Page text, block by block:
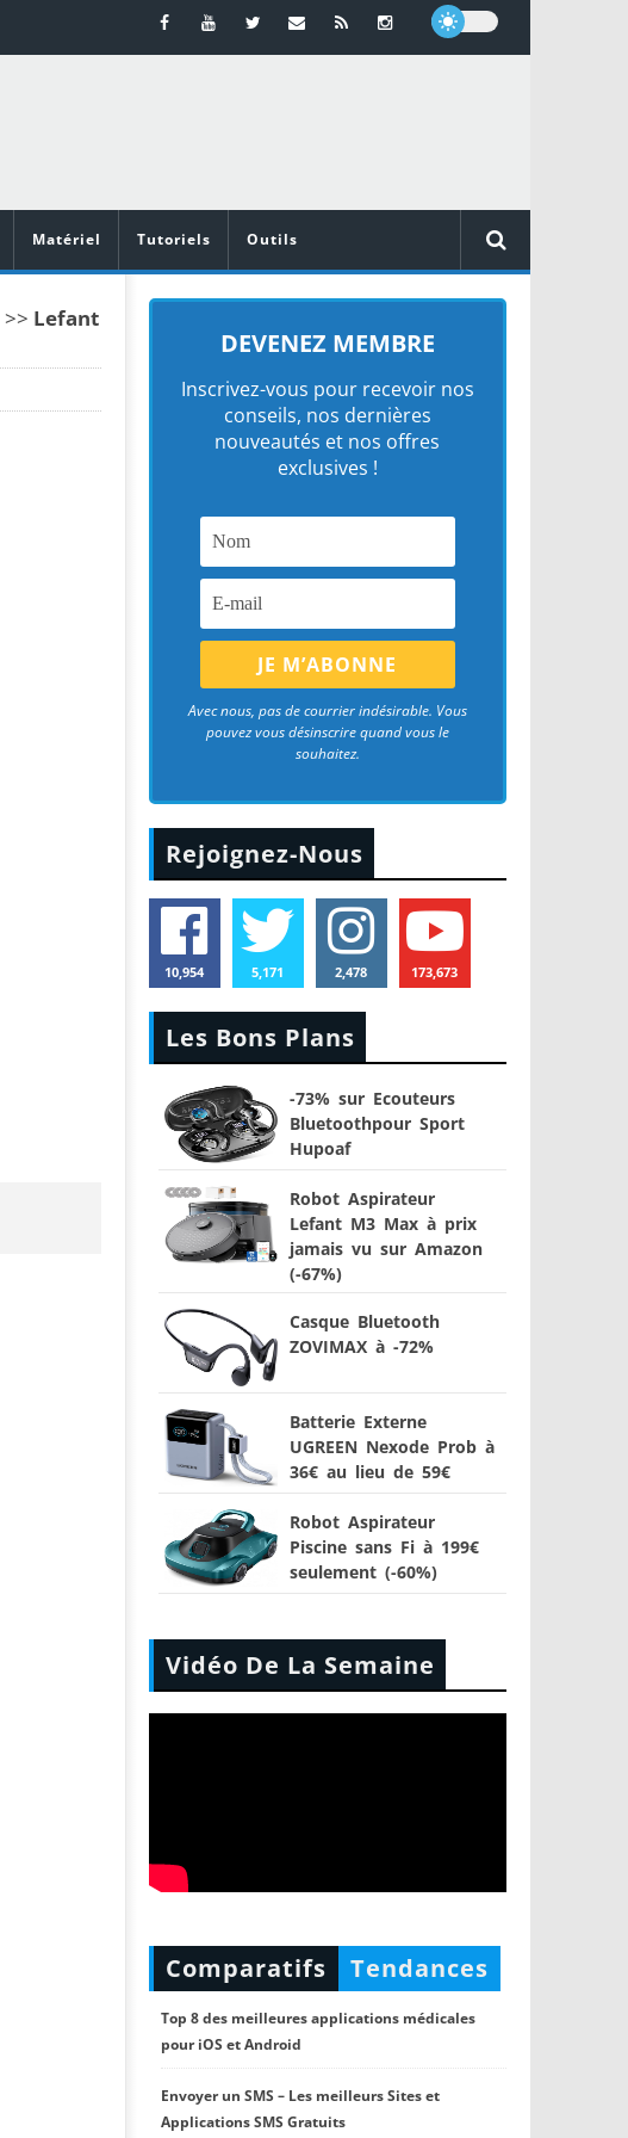
Matériel Tutoriels Outils
>> Lefant
DEVENEZ MEMBRE
Inscrivez-vous pour recevoir nos
conseils, nos dernières
nouveautés et nos offres
exclusives !
Avec nous, pas de courrier indésirable. Vous
pouvez vous désinscrire quand vous le
souhaitez.
Rejoignez-Nous
10,954 5,171 2,478 173,673
Les Bons Plans
-73% sur Ecouteurs
Bluetoothpour Sport
Hupoaf
Robot Aspirateur
Lefant M3 Max à prix
jamais vu sur Amazon
(-67%)
Casque Bluetooth
ZOVIMAX à -72%
Batterie Externe
UGREEN Nexode Prob à
36€ au lieu de 59€
Robot Aspirateur
Piscine sans Fi à 199€
seulement (-60%)
Vidéo De La Semaine
Comparatifs Tendances
Top 8 des meilleures applications médicales
pour iOS et Android
Envoyer un SMS – Les meilleurs Sites et
Applications SMS Gratuits